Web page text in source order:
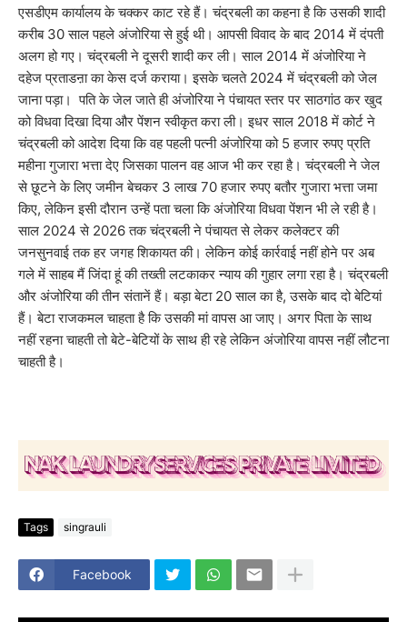
एसडीएम कार्यालय के चक्कर काट रहे हैं। चंद्रबली का कहना है कि उसकी शादी
करीब 30 साल पहले अंजोरिया से हुई थी। आपसी विवाद के बाद 2014 में दंपती
अलग हो गए। चंद्रबली ने दूसरी शादी कर ली। साल 2014 में अंजोरिया ने
दहेज प्रताडऩा का केस दर्ज कराया। इसके चलते 2024 में चंद्रबली को जेल
जाना पड़ा। पति के जेल जाते ही अंजोरिया ने पंचायत स्तर पर साठगांठ कर खुद
को विधवा दिखा दिया और पेंशन स्वीकृत करा ली। इधर साल 2018 में कोर्ट ने
चंद्रबली को आदेश दिया कि वह पहली पत्नी अंजोरिया को 5 हजार रुपए प्रति
महीना गुजारा भत्ता देए जिसका पालन वह आज भी कर रहा है। चंद्रबली ने जेल
से छूटने के लिए जमीन बेचकर 3 लाख 70 हजार रुपए बतौर गुजारा भत्ता जमा
किए, लेकिन इसी दौरान उन्हें पता चला कि अंजोरिया विधवा पेंशन भी ले रही है।
साल 2024 से 2026 तक चंद्रबली ने पंचायत से लेकर कलेक्टर की
जनसुनवाई तक हर जगह शिकायत की। लेकिन कोई कार्रवाई नहीं होने पर अब
गले में साहब मैं जिंदा हूं की तख्ती लटकाकर न्याय की गुहार लगा रहा है। चंद्रबली
और अंजोरिया की तीन संतानें हैं। बड़ा बेटा 20 साल का है, उसके बाद दो बेटियां
हैं। बेटा राजकमल चाहता है कि उसकी मां वापस आ जाए। अगर पिता के साथ
नहीं रहना चाहती तो बेटे-बेटियों के साथ ही रहे लेकिन अंजोरिया वापस नहीं लौटना
चाहती है।
Tags singrauli
Facebook